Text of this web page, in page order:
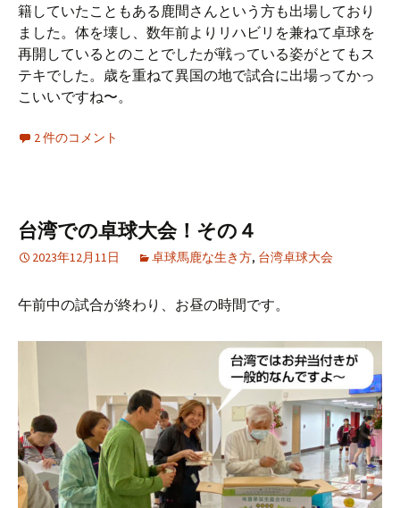
籍していたこともある鹿間さんという方も出場しており
ました。体を壊し、数年前よりリハビリを兼ねて卓球を
再開しているとのことでしたが戦っている姿がとてもス
テキでした。歳を重ねて異国の地で試合に出場ってかっ
こいいですね〜。
2 件のコメント
台湾での卓球大会！その４
2023年12月11日 卓球馬鹿な生き方, 台湾卓球大会
午前中の試合が終わり、お昼の時間です。